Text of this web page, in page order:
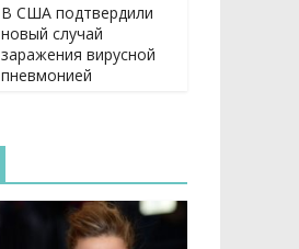
В США подтвердили
новый случай
заражения вирусной
пневмонией